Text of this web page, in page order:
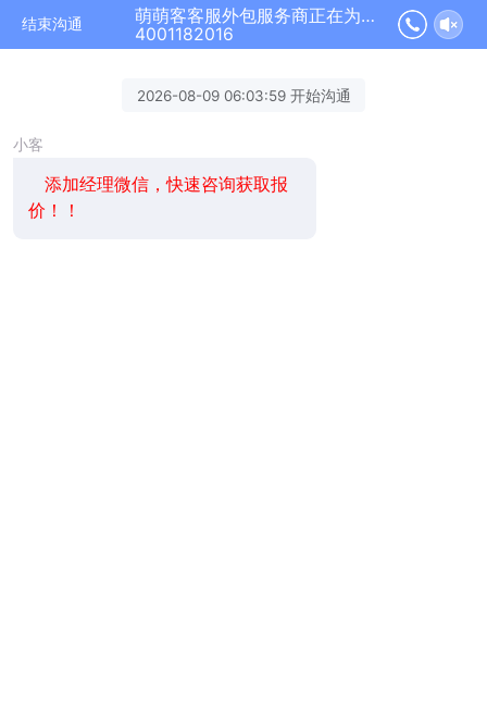
结束沟通
萌萌客客服外包服务商正在为您服务
4001182016
2026-08-09 06:03:59 开始沟通
小客
添加经理微信，快速咨询获取报
价！！